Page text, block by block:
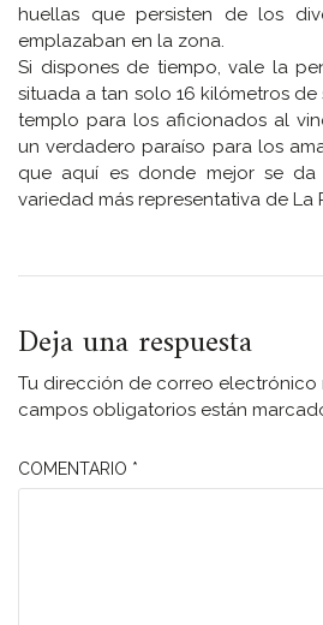
huellas que persisten de los
emplazaban en la zona.
Si dispones de tiempo, vale la
situada a tan solo 16 kilómetros
templo para los aficionados al
un verdadero paraíso para los
que aquí es donde mejor se
variedad más representativa de La
Deja una respuesta
Tu dirección de correo electrónico
campos obligatorios están
COMENTARIO *